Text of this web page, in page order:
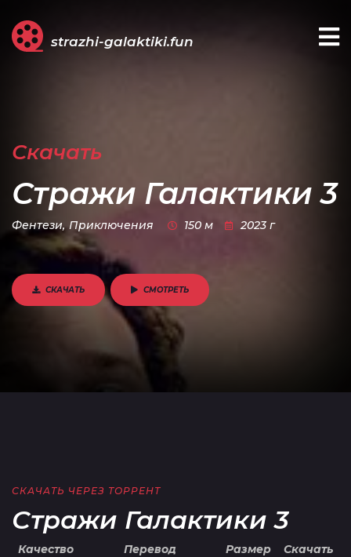
strazhi-galaktiki.fun
Скачать
Стражи Галактики 3
Фентези, Приключения 150 м 2023 г
СКАЧАТЬ СМОТРЕТЬ
СКАЧАТЬ ЧЕРЕЗ ТОРРЕНТ
Стражи Галактики 3
Качество Перевод Размер Скачать